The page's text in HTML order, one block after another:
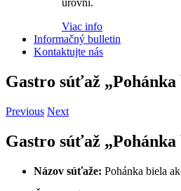
úrovni.
Viac info
Informačný bulletin
Kontaktujte nás
Gastro súťaž „Pohánka
Previous Next
Gastro súťaž „Pohánka
Názov súťaže: Pohánka biela